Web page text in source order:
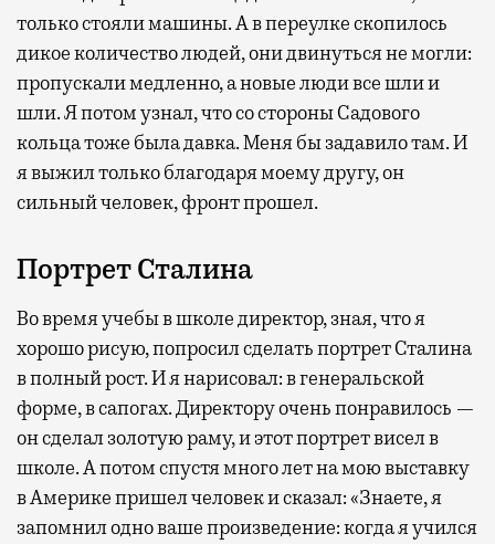
только стояли машины. А в переулке скопилось
дикое количество людей, они двинуться не могли:
пропускали медленно, а новые люди все шли и
шли. Я потом узнал, что со стороны Садового
кольца тоже была давка. Меня бы задавило там. И
я выжил только благодаря моему другу, он
сильный человек, фронт прошел.
Портрет Сталина
Во время учебы в школе директор, зная, что я
хорошо рисую, попросил сделать портрет Сталина
в полный рост. И я нарисовал: в генеральской
форме, в сапогах. Директору очень понравилось —
он сделал золотую раму, и этот портрет висел в
школе. А потом спустя много лет на мою выставку
в Америке пришел человек и сказал: «Знаете, я
запомнил одно ваше произведение: когда я учился